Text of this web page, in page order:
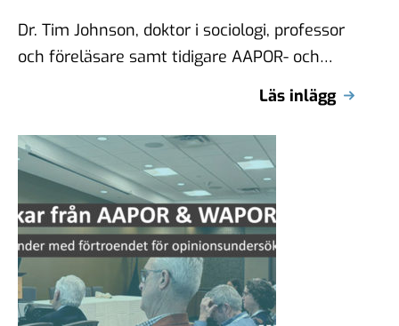
Dr. Tim Johnson, doktor i sociologi, professor
och föreläsare samt tidigare AAPOR- och
Läs inlägg